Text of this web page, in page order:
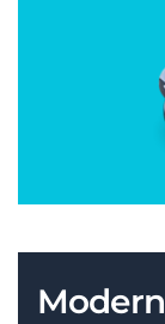
Modern